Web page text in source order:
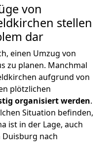
von
stellen
dar
einen Umzug von
zu planen. Manchmal
aufgrund von
plötzlichen
organisiert werden.
Situation befinden,
ist in der Lage, auch
nach